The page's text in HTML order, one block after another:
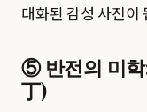
대화된 감성 사진이
⑤ 반전의 미
丁)